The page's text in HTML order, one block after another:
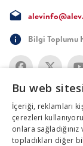
Bilgi Toplumu
Bu web
İçeriği, reklamları
çerezleri
onlara
topladıkları diğer